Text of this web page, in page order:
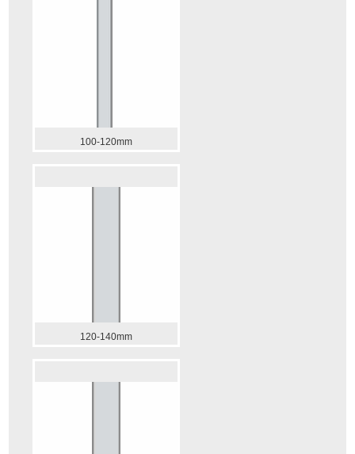
100-120mm
120-140mm